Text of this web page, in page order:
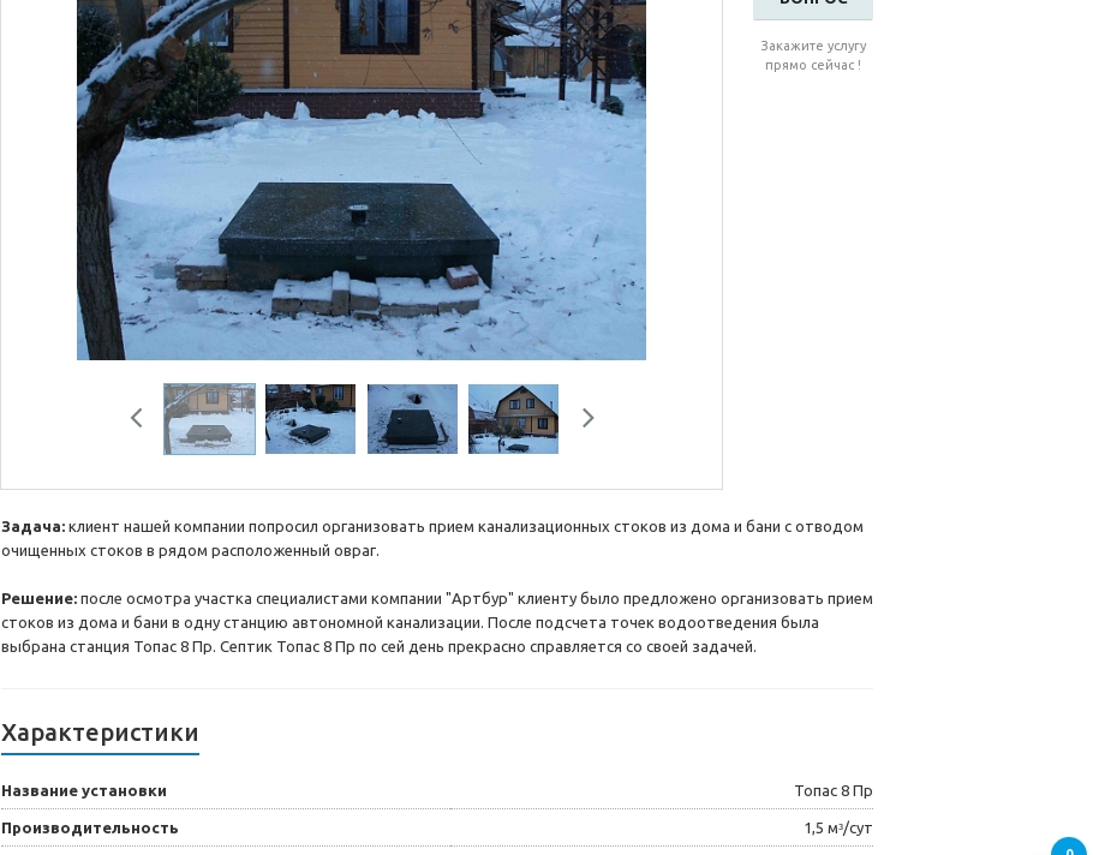
Previous Next
Закажите услугу
прямо сейчас !
Задача: клиент нашей компании попросил организовать прием канализационных стоков из дома и бани с отводом
очищенных стоков в рядом расположенный овраг.
Решение: после осмотра участка специалистами компании "Артбур" клиенту было предложено организовать прием
стоков из дома и бани в одну станцию автономной канализации. После подсчета точек водоотведения была
выбрана станция Топас 8 Пр. Септик Топас 8 Пр по сей день прекрасно справляется со своей задачей.
Характеристики
Название установки Топас 8 Пр
Производительность 1,5 мᶟ/сут